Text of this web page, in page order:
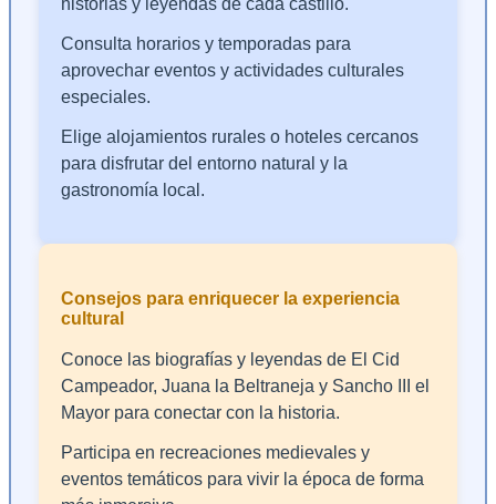
Consulta horarios y temporadas para
aprovechar eventos y actividades culturales
especiales.
Elige alojamientos rurales o hoteles cercanos
para disfrutar del entorno natural y la
gastronomía local.
Consejos para enriquecer la experiencia
cultural
Conoce las biografías y leyendas de El Cid
Campeador, Juana la Beltraneja y Sancho III el
Mayor para conectar con la historia.
Participa en recreaciones medievales y
eventos temáticos para vivir la época de forma